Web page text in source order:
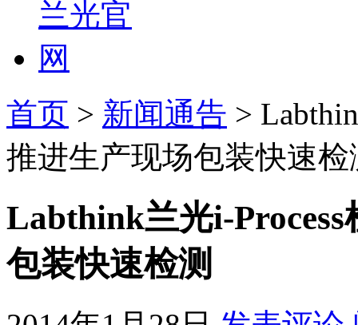
首页 > 新闻通告 >
推进生产现场包装快速检
Labthink兰光i-
包装快速检测